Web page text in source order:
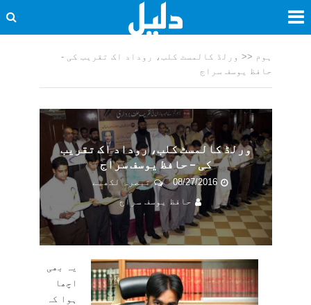
ہوم << ورلڈ کالمسٹ کلب، روداد اک تقریب کی -
حافظ یوسف سراج
ورلڈ کالمسٹ کلب، روداد اک تقریب
کی – حافظ یوسف سراج
08/27/2016
تبصرہ لکھیے
حافظ یوسف سراج
یہ بھی
اچھا
ہوا کہ